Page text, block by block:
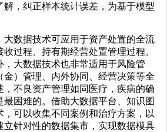
解，纠正样本统计误差，为基于模型
大数据技术可应用于资产处置的全流
过程、持有期经营处置管理过程、
，大数据技术也非常适用于风险管
金）管理、内外协同、经营决策等全
，不良资产管理如同医疗，疾病的确
困难的。借助大数据平台、知识图
可以收集不同案例和治疗方案，以
立针对性的数据集市，实现数据模具